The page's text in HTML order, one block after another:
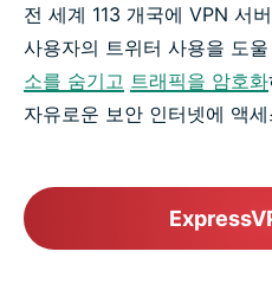
전 세계 113 개국에 VPN 서
사용자의 트위터 사용을 도
소를 숨기고 트래픽을 암호화
자유로운 보안 인터넷에 액